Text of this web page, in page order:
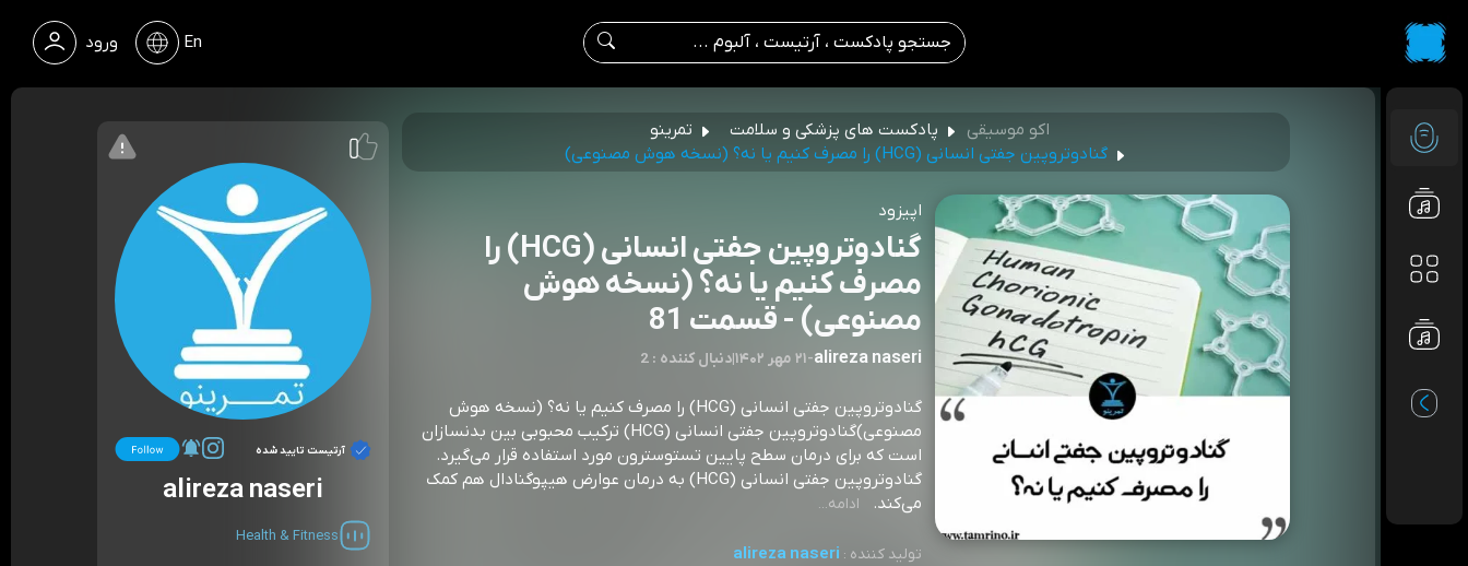
ورود En
اکو موسیقی پادکست های پزشکی و سلامت
تمرینو
گنادوتروپین جفتی انسانی (HCG) را مصرف کنیم یا نه؟ (نسخه هوش مصنوعی)
اپیزود
گنادوتروپین جفتی انسانی (HCG) را
مصرف کنیم یا نه؟ (نسخه هوش
مصنوعی) - قسمت 81
alireza naseri
-۲۱ مهر ۱۴۰۲ |2 : دنبال کننده
گنادوتروپین جفتی انسانی (HCG) را مصرف کنیم یا نه؟ (نسخه هوش
مصنوعی)گنادوتروپین جفتی انسانی (HCG) ترکیب محبوبی بین بدنسازان
است که برای درمان سطح پایین تستوسترون مورد استفاده قرار می‌گیرد.
گنادوتروپین جفتی انسانی (HCG) به درمان عوارض هیپوگنادال هم کمک
می‌کند.⁠⁠⁠⁠⁠⁠⁠⁠⁠⁠⁠⁠⁠⁠⁠⁠⁠⁠⁠⁠⁠⁠
ادامه...
تولید کننده : alireza naseri
آرتیست تایید شده
alireza naseri
Health & Fitness